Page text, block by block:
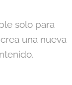
solo para
una nueva